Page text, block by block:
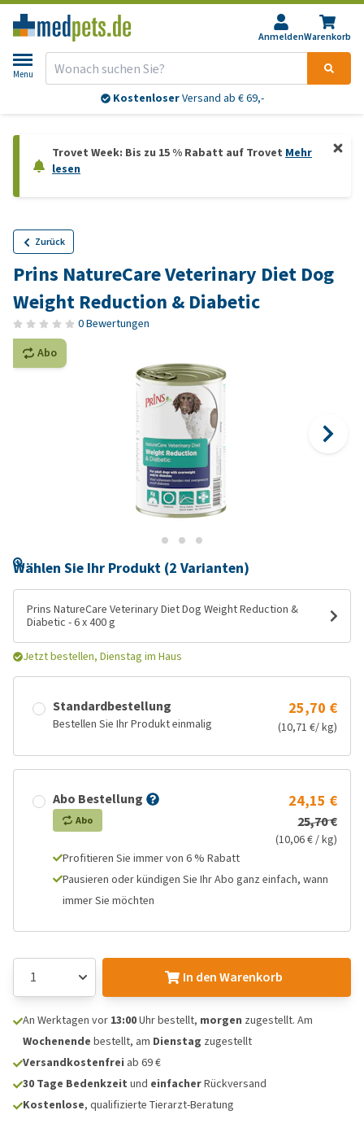
AnmeldenWarenkorb
Menu
KostenloserVersand ab € 69,-
Trovet Week: Bis zu 15 % Rabatt auf Trovet Mehr
lesen
Zurück
Prins NatureCare Veterinary Diet Dog
Weight Reduction & Diabetic
0 Bewertungen
Abo
Wählen Sie Ihr Produkt (2 Varianten)
Prins NatureCare Veterinary Diet Dog Weight Reduction &
Diabetic - 6 x 400 g
Jetzt bestellen, Dienstag im Haus
Standardbestellung
Bestellen Sie Ihr Produkt einmalig
25,70 €
(10,71 €/ kg)
Abo Bestellung
Abo
24,15 €
25,70 €
(10,06 € / kg)
Profitieren Sie immer von 6 % Rabatt
Pausieren oder kündigen Sie Ihr Abo ganz einfach, wann
immer Sie möchten
In den Warenkorb
An Werktagen vor 13:00Uhr bestellt, morgen zugestellt. Am
Wochenende bestellt, am Dienstag zugestellt
Versandkostenfrei ab 69 €
30 Tage Bedenkzeit und einfacherRückversand
Kostenlose, qualifizierte Tierarzt-Beratung